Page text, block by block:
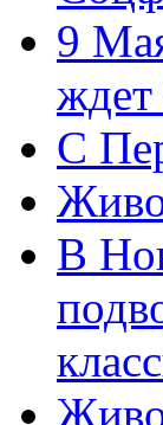
9
ждет
C
В